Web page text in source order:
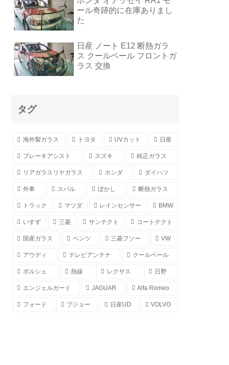
ール奇跡的に在庫ありまし
た
日産 ノート E12 断熱ガラ
ス クールベール フロントガ
ラス 交換
タグ
海外製ガラス トヨタ UVカット 日産
ブレーキアシスト スズキ 純正ガラス
リアガラスリヤガラス ホンダ ダイハツ
外車 スバル ぼかし 断熱ガラス
トラック マツダ レインセンサー BMW
いすず 三菱 サンテクト コートテクト
国産ガラス ベンツ 三菱フソー VW
アウディ テレビアンテナ クールベール
ポルシェ 熱線 レクサス 日野
エンジェルガード JAGUAR Alfa Romeo
フォード プジョー 日産UD VOLVO